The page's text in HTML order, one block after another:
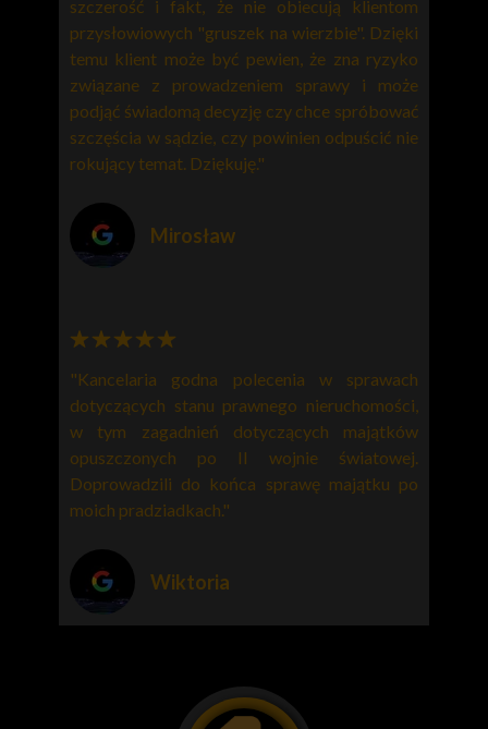
szczerość i fakt, że nie obiecują klientom
przysłowiowych "gruszek na wierzbie". Dzięki
temu klient może być pewien, że zna ryzyko
związane z prowadzeniem sprawy i może
podjąć świadomą decyzję czy chce spróbować
szczęścia w sądzie, czy powinien odpuścić nie
rokujący temat. Dziękuję."
Mirosław
"Kancelaria godna polecenia w sprawach
dotyczących stanu prawnego nieruchomości,
w tym zagadnień dotyczących majątków
opuszczonych po II wojnie światowej.
Doprowadzili do końca sprawę majątku po
moich pradziadkach."
Wiktoria